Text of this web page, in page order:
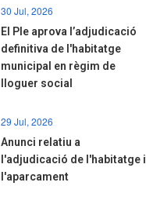
30 Jul, 2026
El Ple aprova l’adjudicació
definitiva de l'habitatge
municipal en règim de
lloguer social
29 Jul, 2026
Anunci relatiu a
l'adjudicació de l'habitatge i
l'aparcament